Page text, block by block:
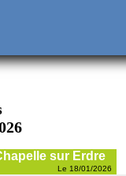
sur Erdre
Le 18/01/2026